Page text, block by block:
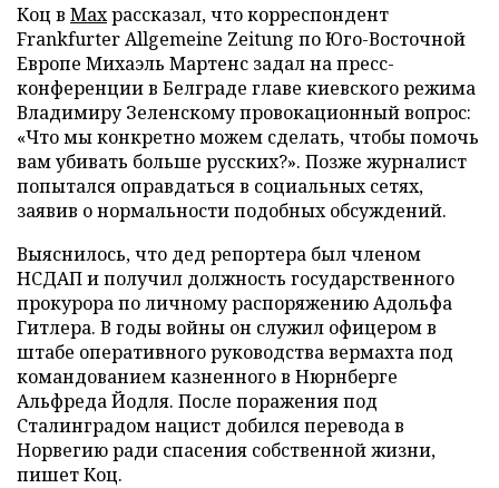
Коц в Махрассказал, что корреспондент
Frankfurter Allgemeine Zeitung по Юго-Восточной
Европе Михаэль Мартенс задал на пресс-
конференции в Белграде главе киевского режима
Владимиру Зеленскому провокационный вопрос:
«Что мы конкретно можем сделать, чтобы помочь
вам убивать больше русских?». Позже журналист
попытался оправдаться в социальных сетях,
заявив о нормальности подобных обсуждений.
Выяснилось, что дед репортера был членом
НСДАП и получил должность государственного
прокурора по личному распоряжению Адольфа
Гитлера. В годы войны он служил офицером в
штабе оперативного руководства вермахта под
командованием казненного в Нюрнберге
Альфреда Йодля. После поражения под
Сталинградом нацист добился перевода в
Норвегию ради спасения собственной жизни,
пишет Коц.